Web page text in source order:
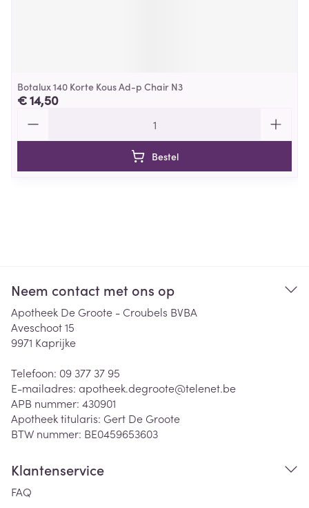
Botalux 140 Korte Kous Ad-p Chair N3
€ 14,50
Bestel
Neem contact met ons op
Apotheek De Groote - Croubels BVBA
Aveschoot 15
9971 Kaprijke
Telefoon: 09 377 37 95
E-mailadres: apotheek.degroote@telenet.be
APB nummer: 430901
Apotheek titularis: Gert De Groote
BTW nummer: BE0459653603
Klantenservice
FAQ